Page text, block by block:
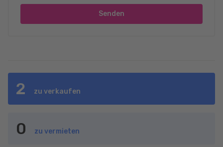
Senden
2 zu verkaufen
0 zu vermieten